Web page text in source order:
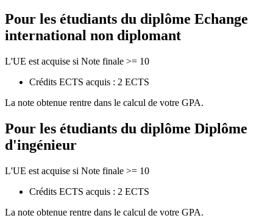
Pour les étudiants du diplôme Echange
international non diplomant
L'UE est acquise si Note finale >= 10
Crédits ECTS acquis : 2 ECTS
La note obtenue rentre dans le calcul de votre GPA.
Pour les étudiants du diplôme Diplôme
d'ingénieur
L'UE est acquise si Note finale >= 10
Crédits ECTS acquis : 2 ECTS
La note obtenue rentre dans le calcul de votre GPA.